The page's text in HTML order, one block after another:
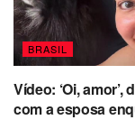
BRASIL
Vídeo: ‘Oi,
com a esposa